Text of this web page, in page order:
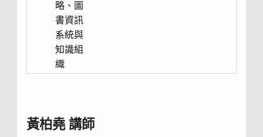
略、圖
書資訊
系統與
知識組
織
黃柏堯 講師